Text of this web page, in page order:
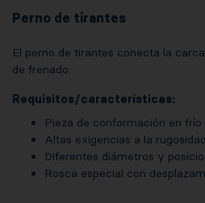
Perno de tirantes
El perno de tirantes conecta la
de frenado.
Requisitos/características:
Pieza de conformación en
Altas exigencias a la
Diferentes diámetros y
Rosca especial con